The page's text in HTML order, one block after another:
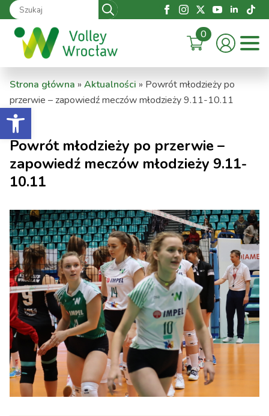
Otwórz pasek narzędzi
Search
for:
0
Strona główna » Aktualności » Powrót młodzieży po
przerwie – zapowiedź meczów młodzieży 9.11-10.11
Powrót młodzieży po przerwie –
zapowiedź meczów młodzieży 9.11-
10.11